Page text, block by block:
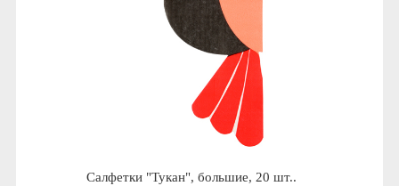
Салфетки "Тукан", большие, 20 шт..